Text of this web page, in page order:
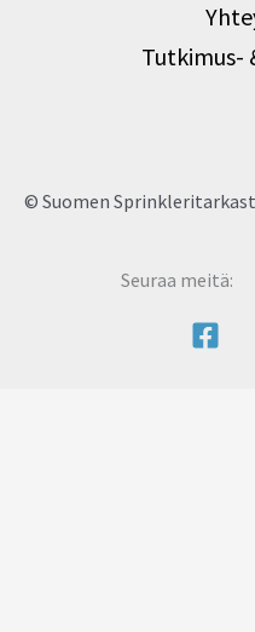
Tutkimus-
© Suomen
Seuraa meitä: